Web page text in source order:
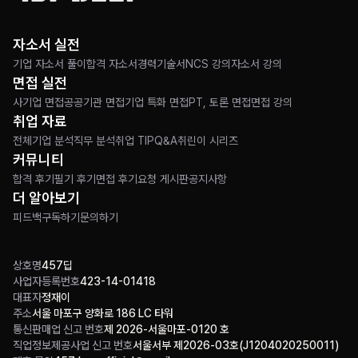
상호명457딥
사업자등록번호423-14-01418
대표자정재이
주소서울 마포구 양화로 186 LC 타워
통신판매업 신고 번호제 2026-서울마포-0120 호
직업정보제공사업 신고 번호서울서부 제2026-03호(J1204020250011)
자소서 실전
기업 자소서 풀이 합격 자소서경력기술서 NCS 강의자소서 강의
면접 실전
사기업 면접공공기관 면접기업 특화 면접PT, 토론 면접면접 강의
취업 자료
전체 기업 분석직무 분석취업 TIPQ&A취린이 시리즈
커뮤니티
합격 후기 필기 후기 면접 후기 요청 게시판공지사항
더 알아보기
피드백구독하기 문의하기